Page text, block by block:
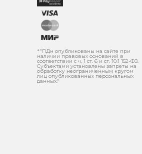
*"ПДн опубликованы на сайте при
наличии правовых оснований в
соответствии с ч. 1 ст. 6 и ст. 10.1 152-ФЗ.
Субъектами установлены запреты на
обработку неограниченным кругом
лиц опубликованных персональных
данных."